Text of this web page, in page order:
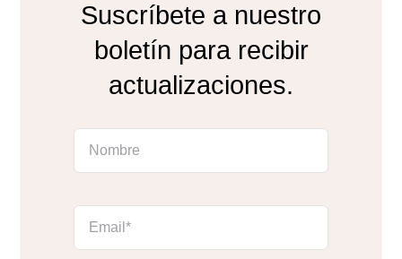
Suscríbete a nuestro
boletín para recibir
actualizaciones.